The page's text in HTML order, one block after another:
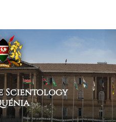
Scientology